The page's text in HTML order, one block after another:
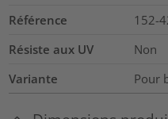
Référence
152-
Résiste aux UV
Non
Variante
Pour